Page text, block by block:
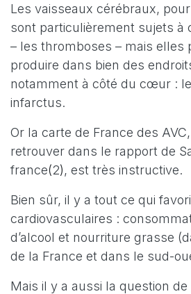
Les vaisseaux cérébraux,
sont particulièrement sujets à
– les thromboses – mais elles
produire dans bien des
notamment à côté du cœur :
infarctus.
Or la carte de France des
retrouver dans le rapport de
france(2), est très instructive.
Bien sûr, il y a tout ce qui
cardiovasculaires :
d’alcool et nourriture grasse
de la France et dans le sud-
Mais il y a aussi la question